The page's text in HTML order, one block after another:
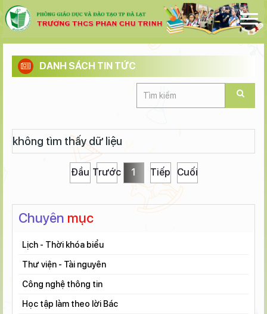
DANH SÁCH TIN TỨC
không tìm thấy dữ liệu
Đầu Trước 1 Tiếp Cuối
Chuyên mục
Lịch - Thời khóa biểu
Thư viện - Tài nguyên
Tài liệu học tập
Tài liệu tập huấn
Công nghệ thông tin
Học tập làm theo lời Bác